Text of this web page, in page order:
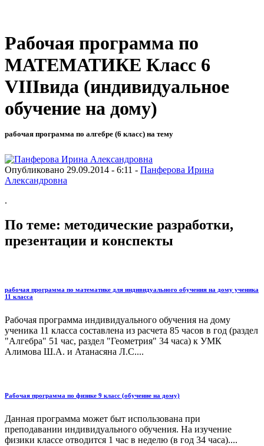
Рабочая программа по
МАТЕМАТИКЕ Класс 6
VIIIвида (индивидуальное
обучение на дому)
рабочая программа по алгебре (6 класс) на тему
Опубликовано 29.09.2014 - 6:11 - Панферова Ирина
Александровна
.
По теме: методические разработки,
презентации и конспекты
рабочая программа по математике для индивидуального обучения на дому ученика
11 класса
Рабочая программа индивидуального обучения на дому
ученика 11 класса составлена из расчета 85 часов в год (раздел
"Алгебра" 51 час, раздел "Геометрия" 34 часа) к УМК
Алимова Ш.А. и Атанасяна Л.С....
Рабочая программа по физике 9 класс (обучение на дому)
Данная программа может быт использована при
преподавании индивидуального обучения. На изучение
физики классе отводится 1 час в неделю (в год 34 часа)....